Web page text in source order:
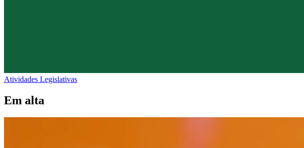
Atividades Legislativas
Em alta